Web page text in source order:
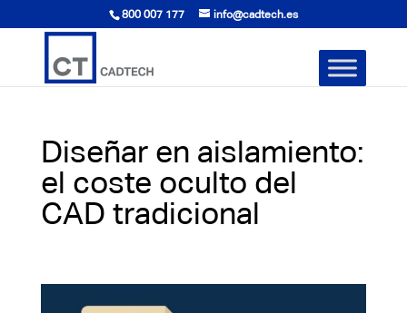
800 007 177 info@cadtech.es
Diseñar en aislamiento:
el coste oculto del
CAD tradicional